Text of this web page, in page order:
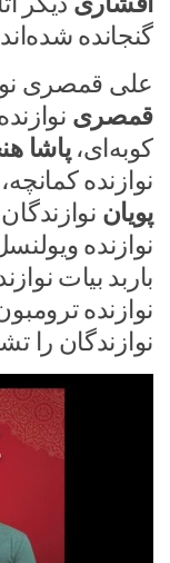
گنجانده
علی قمصری
قمصری
کوبه‌ای،پاشا
نوازنده
پویان
نوازنده
باربد بیات
نوازنده
نوازندگان را